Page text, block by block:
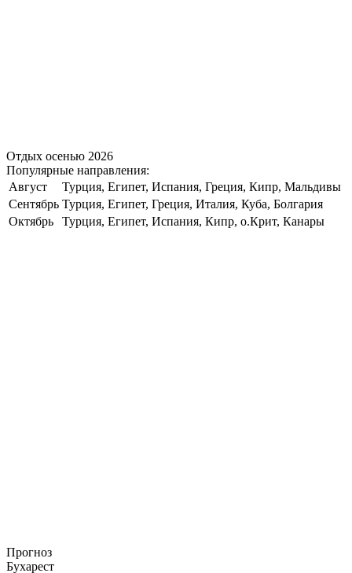
Отдых осенью 2026
Популярные направления:
Август
Турция, Египет, Испания, Греция, Кипр, Мальдивы
Сентябрь Турция, Египет, Греция, Италия, Куба, Болгария
Октябрь
Турция, Египет, Испания, Кипр, о.Крит, Канары
Прогноз
Бухарест